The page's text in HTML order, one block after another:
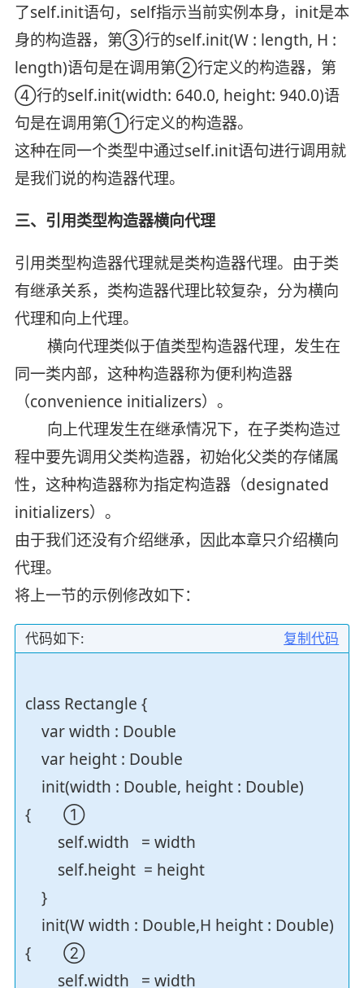
了self.init语句，self指示当前实例本身，init是本
身的构造器，第③行的self.init(W : length, H :
length)语句是在调用第②行定义的构造器，第
④行的self.init(width: 640.0, height: 940.0)语
句是在调用第①行定义的构造器。
这种在同一个类型中通过self.init语句进行调用就
是我们说的构造器代理。
三、引用类型构造器横向代理
引用类型构造器代理就是类构造器代理。由于类
有继承关系，类构造器代理比较复杂，分为横向
代理和向上代理。
横向代理类似于值类型构造器代理，发生在
同一类内部，这种构造器称为便利构造器
（convenience initializers）。
向上代理发生在继承情况下，在子类构造过
程中要先调用父类构造器，初始化父类的存储属
性，这种构造器称为指定构造器（designated
initializers）。
由于我们还没有介绍继承，因此本章只介绍横向
代理。
将上一节的示例修改如下：
复制代码
代码如下:
class Rectangle {
var width : Double
var height : Double
init(width : Double, height : Double)
{ ①
self.width = width
self.height = height
}
init(W width : Double,H height : Double)
{ ②
self.width = width